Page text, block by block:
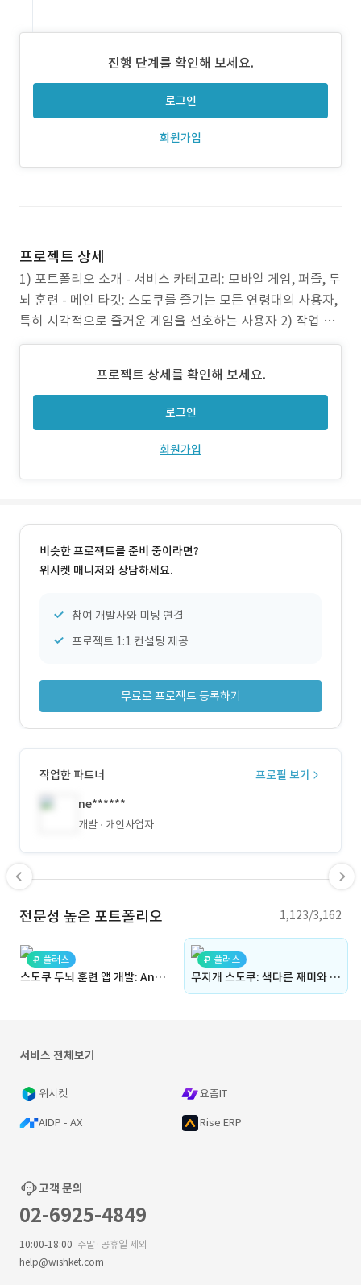
진행 단계를 확인해 보세요.
로그인
회원가입
프로젝트 상세
1) 포트폴리오 소개 - 서비스 카테고리: 모바일 게임, 퍼즐, 두
뇌 훈련 - 메인 타깃: 스도쿠를 즐기는 모든 연령대의 사용자,
특히 시각적으로 즐거운 게임을 선호하는 사용자 2) 작업 범
위 - 개발 참여 범위: Android Kotlin 클라이언트 앱 개발, Fi
무 - 숫자 대신 색상을 활용한 스도쿠 퍼즐
프로젝트 상세를 확인해 보세요.
로그인
회원가입
비슷한 프로젝트를 준비 중이라면?
위시켓 매니저와 상담하세요.
참여 개발사와 미팅 연결
프로젝트 1:1 컨설팅 제공
무료로 프로젝트 등록하기
작업한 파트너
프로필 보기
ne******
개발 개인사업자
전문성 높은 포트폴리오 1,123/3,162
플러스
스도쿠 두뇌 훈련 앱 개발: Android Kotlin & Firebase로 구현한 논리 게임 (Android, Kotlin, Java)
플러스
무지개 스도쿠: 색다른 재미와 학습을 제공하는 컬러 퍼즐 게임 개발 (Android, Kotlin, Java)
서비스 전체보기
위시켓 요즘IT
AIDP - AX Rise ERP
고객 문의
02-6925-4849
10:00-18:00 주말·공휴일 제외
help@wishket.com